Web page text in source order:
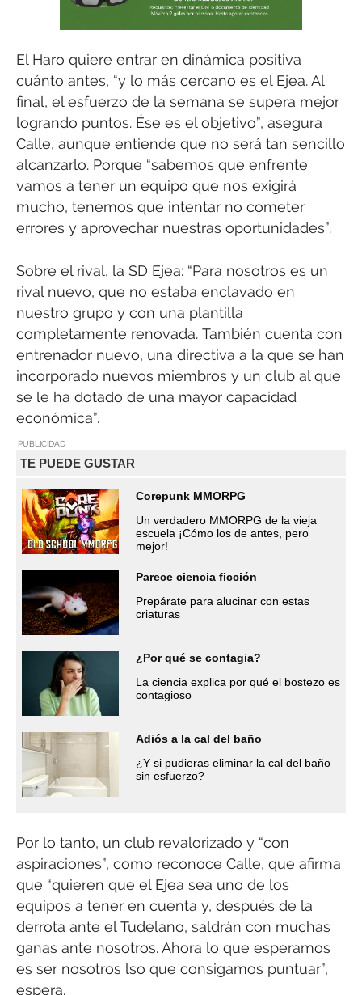
El Haro quiere entrar en dinámica positiva
cuánto antes, “y lo más cercano es el Ejea. Al
final, el esfuerzo de la semana se supera mejor
logrando puntos. Ése es el objetivo”, asegura
Calle, aunque entiende que no será tan sencillo
alcanzarlo. Porque “sabemos que enfrente
vamos a tener un equipo que nos exigirá
mucho, tenemos que intentar no cometer
errores y aprovechar nuestras oportunidades”.
Sobre el rival, la SD Ejea: “Para nosotros es un
rival nuevo, que no estaba enclavado en
nuestro grupo y con una plantilla
completamente renovada. También cuenta con
entrenador nuevo, una directiva a la que se han
incorporado nuevos miembros y un club al que
se le ha dotado de una mayor capacidad
económica”.
PUBLICIDAD
TE PUEDE GUSTAR
Corepunk MMORPG
Un verdadero MMORPG de la vieja
escuela ¡Cómo los de antes, pero
mejor!
Parece ciencia ficción
Prepárate para alucinar con estas
criaturas
¿Por qué se contagia?
La ciencia explica por qué el bostezo es
contagioso
Adiós a la cal del baño
¿Y si pudieras eliminar la cal del baño
sin esfuerzo?
Por lo tanto, un club revalorizado y “con
aspiraciones”, como reconoce Calle, que afirma
que “quieren que el Ejea sea uno de los
equipos a tener en cuenta y, después de la
derrota ante el Tudelano, saldrán con muchas
ganas ante nosotros. Ahora lo que esperamos
es ser nosotros lso que consigamos puntuar”,
espera.